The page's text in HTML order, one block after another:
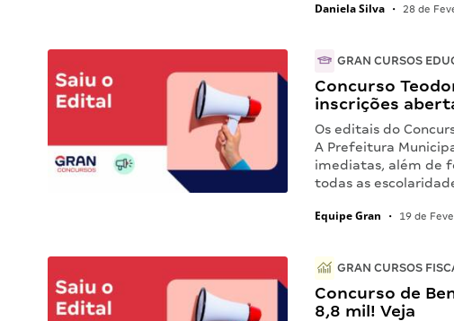
Daniela Silva • 28 de
GRAN CURSOS
Concurso
inscrições
Os editais do
A Prefeitura
imediatas, além de
todas as
Equipe Gran • 19 de
GRAN CURSOS
Concurso de
8,8 mil! Veja